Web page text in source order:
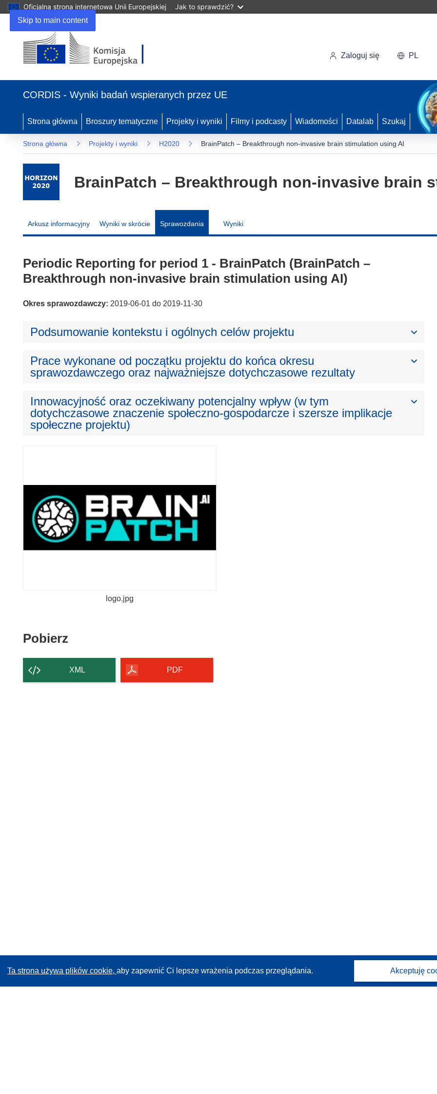
Skip to main content
Oficjalna strona internetowa Unii Europejskiej Jak to sprawdzić?
się
nowym
oknie)
Zaloguj się PL
CORDIS - Wyniki badań wspieranych przez UE
Strona główna Broszury tematyczne Projekty i wyniki Filmy i podcasty Wiadomości Datalab Szukaj
Strona główna Projekty i wyniki H2020 BrainPatch – Breakthrough non-invasive brain stimulation using AI
BrainPatch – Breakthrough non-invasive brain
Arkusz informacyjny Wyniki w skrócie Sprawozdania Wyniki
Periodic Reporting for period 1 - BrainPatch (BrainPatch –
Breakthrough non-invasive brain stimulation using AI)
Okres sprawozdawczy: 2019-06-01 do 2019-11-30
Podsumowanie kontekstu i ogólnych celów projektu
Prace wykonane od początku projektu do końca okresu
sprawozdawczego oraz najważniejsze dotychczasowe rezultaty
Innowacyjność oraz oczekiwany potencjalny wpływ (w tym
dotychczasowe znaczenie społeczno-gospodarcze i szersze implikacje
społeczne projektu)
logo.jpg
Pobierz
strony
XML PDF
Ta strona używa plików cookie, aby zapewnić Ci lepsze wrażenia podczas przeglądania. Akceptuję